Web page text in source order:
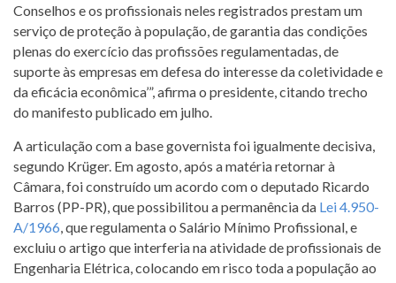
Conselhos e os profissionais neles registrados prestam um
serviço de proteção à população, de garantia das condições
plenas do exercício das profissões regulamentadas, de
suporte às empresas em defesa do interesse da coletividade e
da eficácia econômica’”, afirma o presidente, citando trecho
do manifesto publicado em julho.
A articulação com a base governista foi igualmente decisiva,
segundo Krüger. Em agosto, após a matéria retornar à
Câmara, foi construído um acordo com o deputado Ricardo
Barros (PP-PR), que possibilitou a permanência da Lei 4.950-
A/1966 , que regulamenta o Salário Mínimo Profissional, e
excluiu o artigo que interferia na atividade de profissionais de
Engenharia Elétrica, colocando em risco toda a população ao